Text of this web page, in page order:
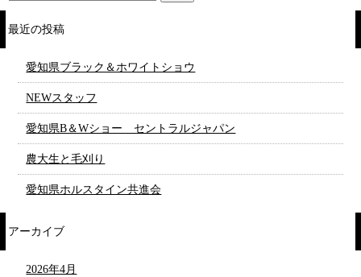
最近の投稿
愛知県ブラック＆ホワイトショウ
NEWスタッフ
愛知県B＆Wショー セントラルジャパン
農大生と毛刈り
愛知県ホルスタイン共進会
アーカイブ
2026年4月